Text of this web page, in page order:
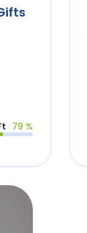
79 %